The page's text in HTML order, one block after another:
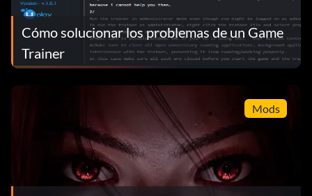
Cómo solucionar los problemas de un Game
Trainer
Mods